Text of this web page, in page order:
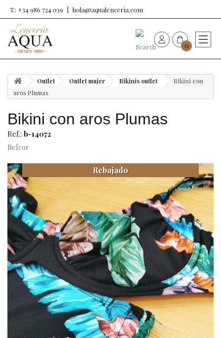
T.: +34 986 724 039 hola@aqualenceria.com
0
Sujetadores
Baño de mujer
Ropa y complementos
Lencería
Prendas moldeadoras
Hombre
Ortopedia
Outlet Outlet mujer Bikinis outlet
Bikini con
aros Plumas
Bikini con aros Plumas
Ref.: b-14072
Belcor
Rebajado